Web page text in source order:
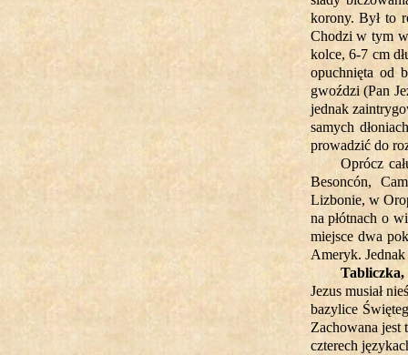
korony. Był to
Chodzi w tym
kolce, 6-7 cm
opuchnięta od
gwoździ (Pan
jednak
samych
prowadzić do
Oprócz
Besoncón,
Lizbonie, w
na płótnach o
miejsce dwa
Ameryk.
Tabliczka,
Jezus musiał
bazylice
Zachowana jest
czterech